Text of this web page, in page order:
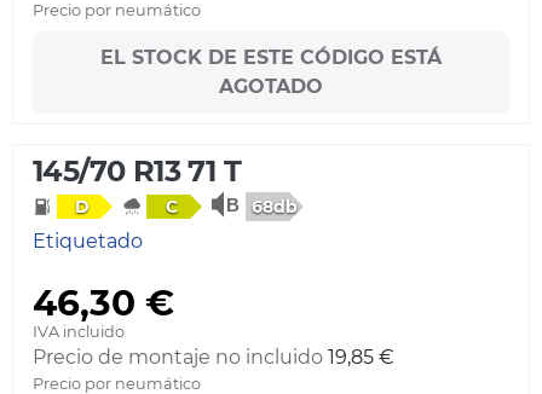
Precio por neumático
EL STOCK DE ESTE CÓDIGO ESTÁ
AGOTADO
145/70 R13 71 T
D C 68db
Etiquetado
46,30 €
IVA incluido
Precio de montaje no incluido 19,85 €
Precio por neumático